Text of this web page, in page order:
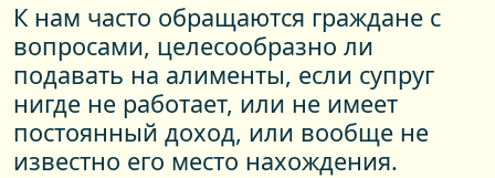
К нам часто обращаются граждане с
вопросами, целесообразно ли
подавать на алименты, если супруг
нигде не работает, или не имеет
постоянный доход, или вообще не
известно его место нахождения.